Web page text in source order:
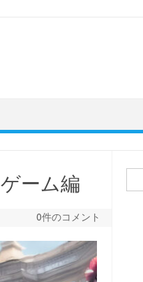
ーム編
0件のコメント
索: